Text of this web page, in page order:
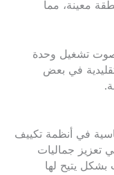
معينة، مما
صوت تشغيل وحدة
في بعض
في أنظمة تكييف
تعزيز جماليات
بشكل يتيح لها